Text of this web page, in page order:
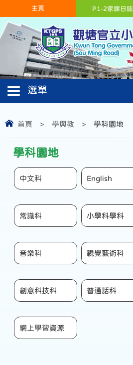
主頁 P1-2家課日誌
首頁 > 學與教 > 學科園地
學科園地
中文科 English
常識科 小學科學科
音樂科 視覺藝術科
創意科技科 普通話科
網上學習資源